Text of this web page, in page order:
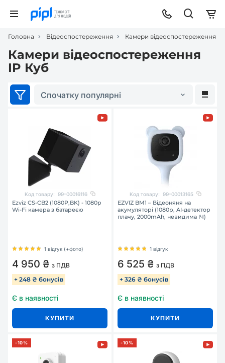
Головна Відеоспостереження Камери відеоспостереження
Камери відеоспостереження
IP Куб
Спочатку популярні
Код товару: 99-00016116
Ezviz CS-CB2 (1080P,BK) - 1080p
Wi-Fi камера з батареєю
1 відгук (+фото)
4 950 ₴ з ПДВ
+ 248 ₴ бонусів
Є в наявності
КУПИТИ
Код товару: 99-00013165
EZVIZ BM1 – Відеоняня на
акумуляторі (1080p, AI-детектор
плачу, 2000mAh, невидима ІЧ)
1 відгук
6 525 ₴ з ПДВ
+ 326 ₴ бонусів
Є в наявності
КУПИТИ
-10% -10%